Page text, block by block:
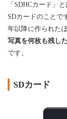
「SDHCカード」
SDカードのことで
年以降に作られた
写真を何枚も残し
です。
SDカード